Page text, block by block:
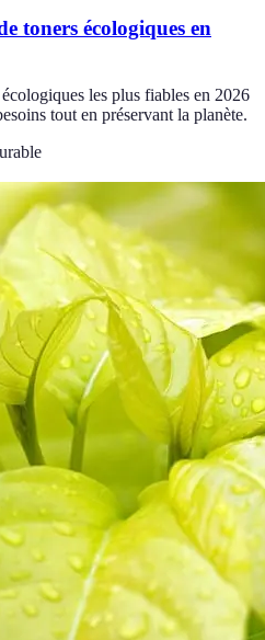
toners écologiques en
les plus fiables en 2026
tout en préservant la planète.